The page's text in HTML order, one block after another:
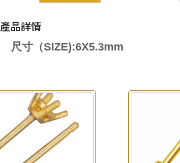
產品詳情
尺寸（SIZE):6X5.3mm